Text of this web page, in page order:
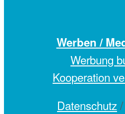
Werben /
Werbung
Kooperation
Datenschutz/